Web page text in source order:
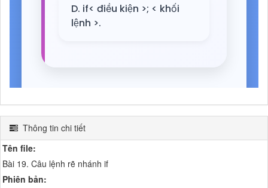
Thông tin chi tiết
Tên file:
Bài 19. Câu lệnh rẽ nhánh if
Phiên bản: